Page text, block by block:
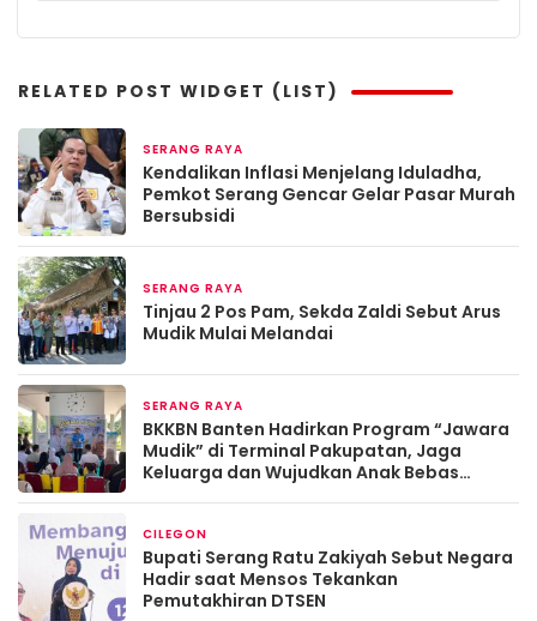
RELATED POST WIDGET (LIST)
SERANG RAYA
Kendalikan Inflasi Menjelang Iduladha,
Pemkot Serang Gencar Gelar Pasar Murah
Bersubsidi
SERANG RAYA
Tinjau 2 Pos Pam, Sekda Zaldi Sebut Arus
Mudik Mulai Melandai
SERANG RAYA
BKKBN Banten Hadirkan Program “Jawara
Mudik” di Terminal Pakupatan, Jaga
Keluarga dan Wujudkan Anak Bebas
CILEGON
Bupati Serang Ratu Zakiyah Sebut Negara
Hadir saat Mensos Tekankan
Pemutakhiran DTSEN